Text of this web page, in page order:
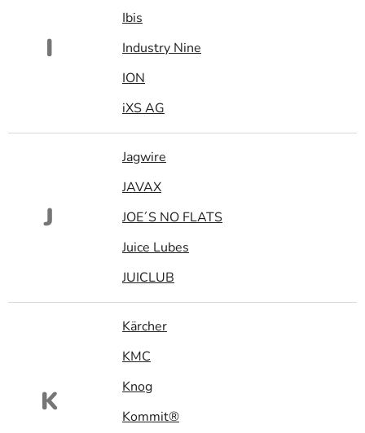
I
Ibis
Industry Nine
ION
iXS AG
J
Jagwire
JAVAX
JOE´S NO FLATS
Juice Lubes
JUICLUB
K
Kärcher
KMC
Knog
Kommit®